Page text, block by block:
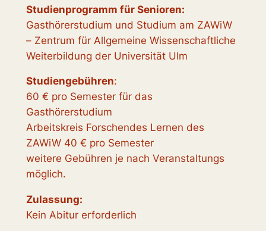
Studienprogramm für Senioren:
Gasthörerstudium und Studium am ZAWiW
– Zentrum für Allgemeine Wissenschaftliche
Weiterbildung der Universität Ulm
Studiengebühren:
60 € pro Semester für das
Gasthörerstudium
Arbeitskreis Forschendes Lernen des
ZAWiW 40 € pro Semester
weitere Gebühren je nach Veranstaltungs
möglich.
Zulassung:
Kein Abitur erforderlich